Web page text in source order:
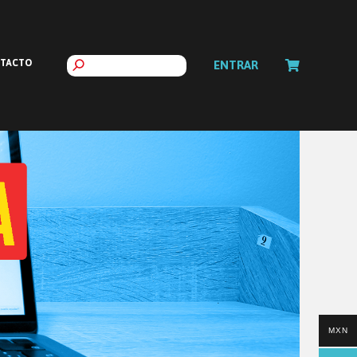
ENTRAR
MXN